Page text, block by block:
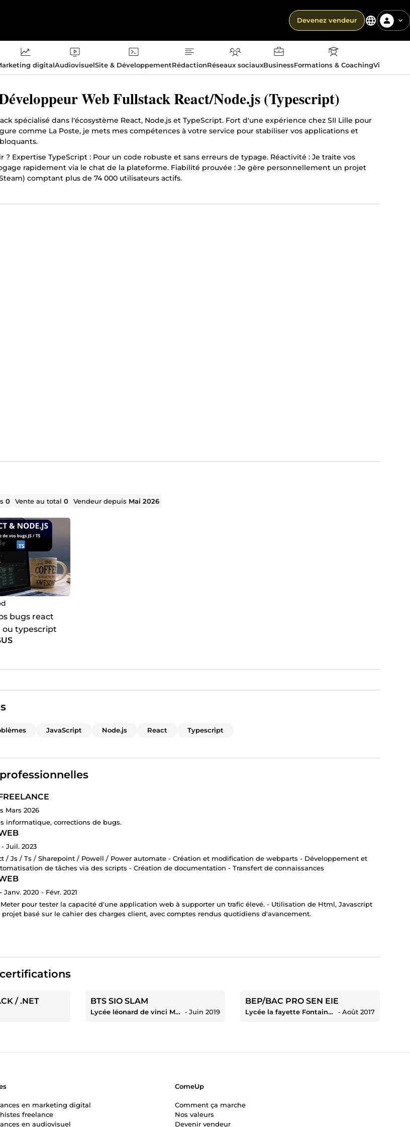
Devenez vendeur
digitalAudiovisuelSite & DéveloppementRédactionRéseaux sociauxBusinessFormations & CoachingVie
Web Fullstack React/Node.js (Typescript)
spécialisé dans l'écosystème React, Node.js et TypeScript. Fort d'une expérience chez SII Lille pour
comme La Poste, je mets mes compétences à votre service pour stabiliser vos applications et
? Expertise TypeScript : Pour un code robuste et sans erreurs de typage. Réactivité : Je traite vos
rapidement via le chat de la plateforme. Fiabilité prouvée : Je gère personnellement un projet
comptant plus de 74 000 utilisateurs actifs.
0 Vente au total0 Vendeur depuis Mai 2026
bugs react
ou typescript
JavaScript Node.js React Typescript
Mars 2026
informatique, corrections de bugs.
- Juil. 2023
/ Js / Ts / Sharepoint / Powell / Power automate - Création et modification de webparts - Développement et
de tâches via des scripts - Création de documentation - Transfert de connaissances
Janv. 2020 - Févr. 2021
pour tester la capacité d'une application web à supporter un trafic élevé. - Utilisation de Html, Javascript
basé sur le cahier des charges client, avec comptes rendus quotidiens d'avancement.
/ .NET BTS SIO SLAM
Lycée léonard de vinci Melun ‐ Juin 2019
BEP/BAC PRO SEN EIE
Lycée la fayette Fontaineroux ‐ Août 2017
en marketing digital
freelance
en audiovisuel
ComeUp
Comment ça marche
Nos valeurs
Devenir vendeur